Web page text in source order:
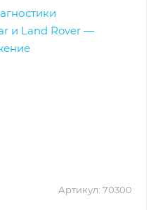
Артикул: 70300